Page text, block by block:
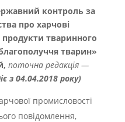
контроль за
про харчові
тваринного
тварин»
поточна редакція —
з 04.04.2018 року)
промисловості
повідомлення,